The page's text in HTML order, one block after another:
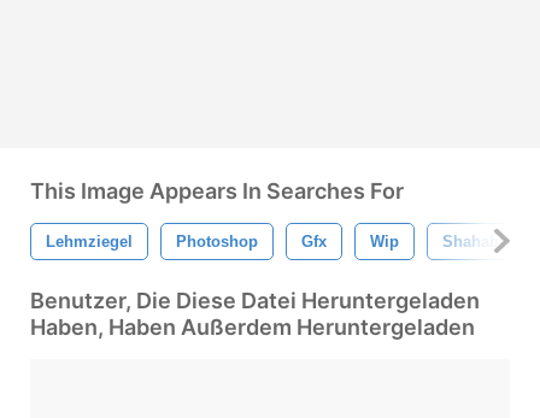
This Image Appears In Searches For
Lehmziegel Photoshop Gfx Wip Shahab
Benutzer, Die Diese Datei Heruntergeladen
Haben, Haben Außerdem Heruntergeladen